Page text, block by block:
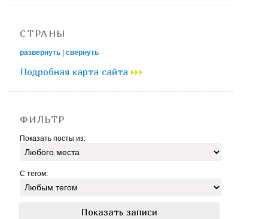
СТРАНЫ
развернуть |свернуть
Подробная карта сайта
ФИЛЬТР
Показать посты из:
С тегом: